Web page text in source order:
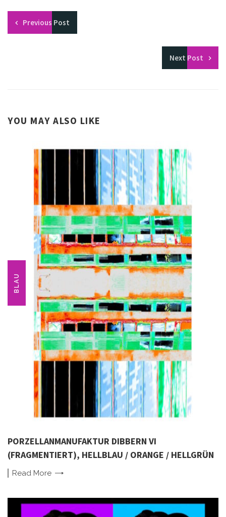
Previous Post
Next Post
YOU MAY ALSO LIKE
BLAU
PORZELLANMANUFAKTUR DIBBERN VI
(FRAGMENTIERT), HELLBLAU / ORANGE / HELLGRÜN
Read More